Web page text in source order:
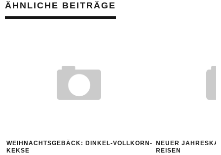
ÄHNLICHE BEITRÄGE
WEIHNACHTSGEBÄCK: DINKEL-VOLLKORN-
KEKSE
NEUER
REISEN